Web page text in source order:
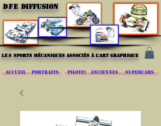
DFE DIFFUSION
les sports mécaniques associés à l'art graphique
ACCUEIL PORTRAITS PILOTES ANCIENNES SUPERCARS